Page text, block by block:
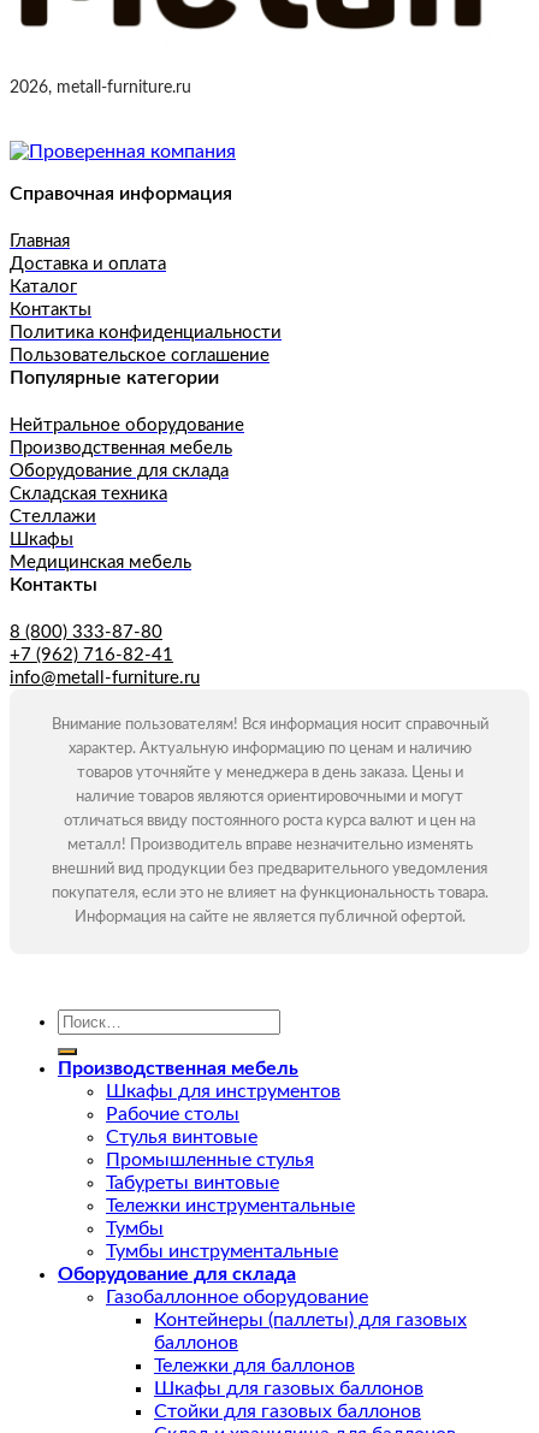
2026, metall-furniture.ru
Справочная информация
Главная
Доставка и оплата
Каталог
Контакты
Политика конфиденциальности
Пользовательское соглашение
Популярные категории
Нейтральное оборудование
Производственная мебель
Оборудование для склада
Складская техника
Стеллажи
Шкафы
Медицинская мебель
Контакты
8 (800) 333-87-80
+7 (962) 716-82-41
info@metall-furniture.ru
Внимание пользователям! Вся информация носит справочный
характер. Актуальную информацию по ценам и наличию
товаров уточняйте у менеджера в день заказа. Цены и
наличие товаров являются ориентировочными и могут
отличаться ввиду постоянного роста курса валют и цен на
металл! Производитель вправе незначительно изменять
внешний вид продукции без предварительного уведомления
покупателя, если это не влияет на функциональность товара.
Информация на сайте не является публичной офертой.
Искать:
Производственная мебель
Шкафы для инструментов
Рабочие столы
Стулья винтовые
Промышленные стулья
Табуреты винтовые
Тележки инструментальные
Тумбы
Тумбы инструментальные
Оборудование для склада
Газобаллонное оборудование
Контейнеры (паллеты) для газовых
баллонов
Тележки для баллонов
Шкафы для газовых баллонов
Стойки для газовых баллонов